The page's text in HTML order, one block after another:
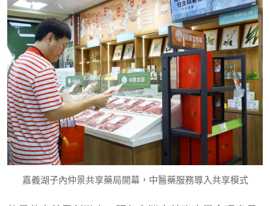
嘉義湖子內仲景共享藥局開幕，中醫藥服務導入共享模式